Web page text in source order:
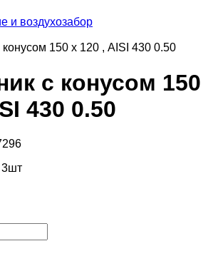
и воздухозабор
150 х 120 , AISI 430 0.50
с конусом 150
430 0.50
3шт